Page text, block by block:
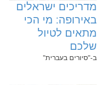
‏מדריכים ישראלים
באירופה: מי הכי
מתאים לטיול
שלכם
ב-"סיורים בעברית"